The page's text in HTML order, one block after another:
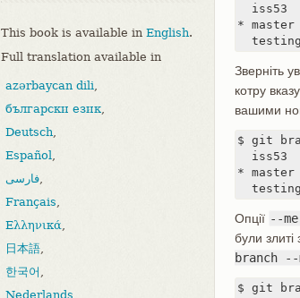
This book is available in English.
Full translation available in
azərbaycan dili,
български език,
Deutsch,
Español,
فارسی,
Français,
Ελληνικά,
日本語,
한국어 ,
Nederlands,
  iss53
* master
  testing
Зверніть
котру
вашими
$ git
iss53
* master
Опції --
були
branch --
$ git